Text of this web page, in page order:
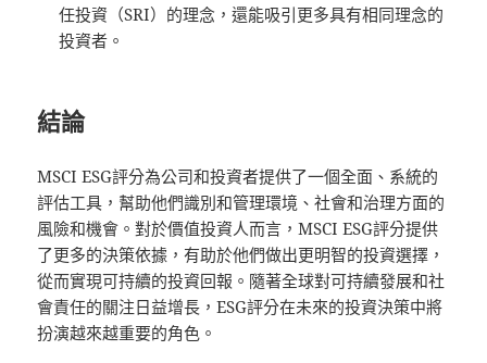
任投資（SRI）的理念，還能吸引更多具有相同理念的
投資者。
結論
MSCI ESG評分為公司和投資者提供了一個全面、系統的
評估工具，幫助他們識別和管理環境、社會和治理方面的
風險和機會。對於價值投資人而言，MSCI ESG評分提供
了更多的決策依據，有助於他們做出更明智的投資選擇，
從而實現可持續的投資回報。隨著全球對可持續發展和社
會責任的關注日益增長，ESG評分在未來的投資決策中將
扮演越來越重要的角色。